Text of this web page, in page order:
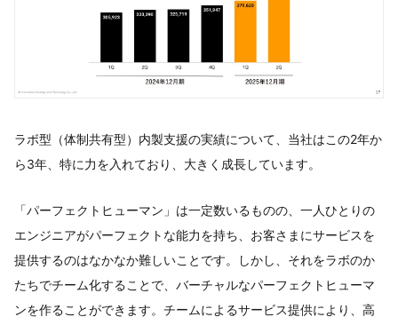
ラボ型（体制共有型）内製支援の実績について、当社はこの2年か
ら3年、特に力を入れており、大きく成長しています。
「パーフェクトヒューマン」は一定数いるものの、一人ひとりの
エンジニアがパーフェクトな能力を持ち、お客さまにサービスを
提供するのはなかなか難しいことです。しかし、それをラボのか
たちでチーム化することで、バーチャルなパーフェクトヒューマ
ンを作ることができます。チームによるサービス提供により、高